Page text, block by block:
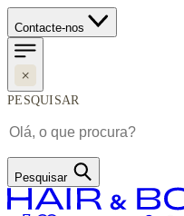
Contacte-nos
PESQUISAR
Pesquisar